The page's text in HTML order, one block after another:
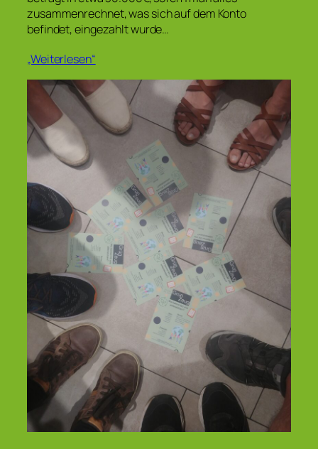
zusammenrechnet, was sich auf dem Konto
befindet, eingezahlt wurde…
„Weiterlesen“